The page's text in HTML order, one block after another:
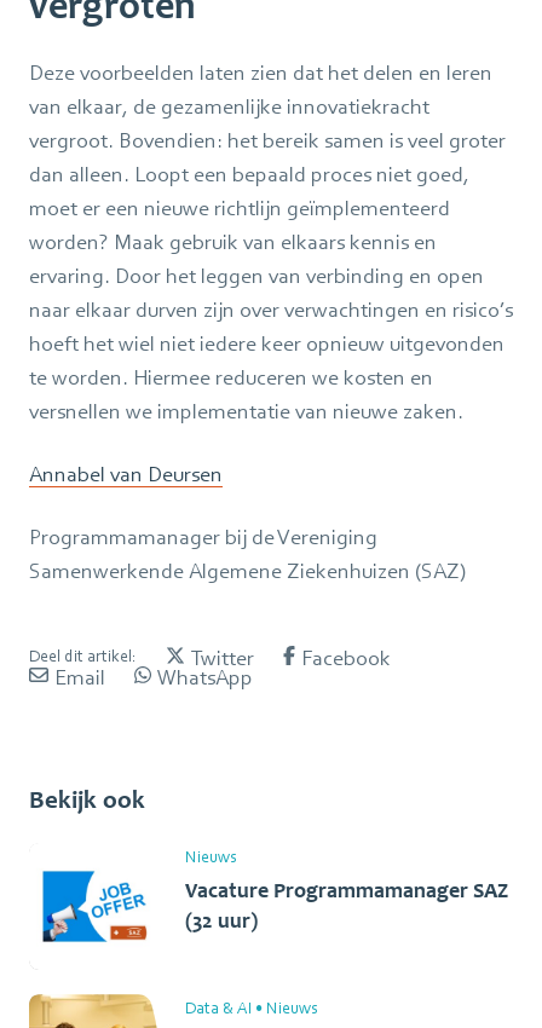
Deze voorbeelden laten zien dat het delen en leren
van elkaar, de gezamenlijke innovatiekracht
vergroot. Bovendien: het bereik samen is veel groter
dan alleen. Loopt een bepaald proces niet goed,
moet er een nieuwe richtlijn geïmplementeerd
worden? Maak gebruik van elkaars kennis en
ervaring. Door het leggen van verbinding en open
naar elkaar durven zijn over verwachtingen en risico’s
hoeft het wiel niet iedere keer opnieuw uitgevonden
te worden. Hiermee reduceren we kosten en
versnellen we implementatie van nieuwe zaken.
Annabel van Deursen
Programmamanager bij de Vereniging
Samenwerkende Algemene Ziekenhuizen (SAZ)
Deel dit artikel: Twitter Facebook
Email WhatsApp
Bekijk ook
Nieuws
Vacature Programmamanager SAZ
(32 uur)
Data & AI • Nieuws